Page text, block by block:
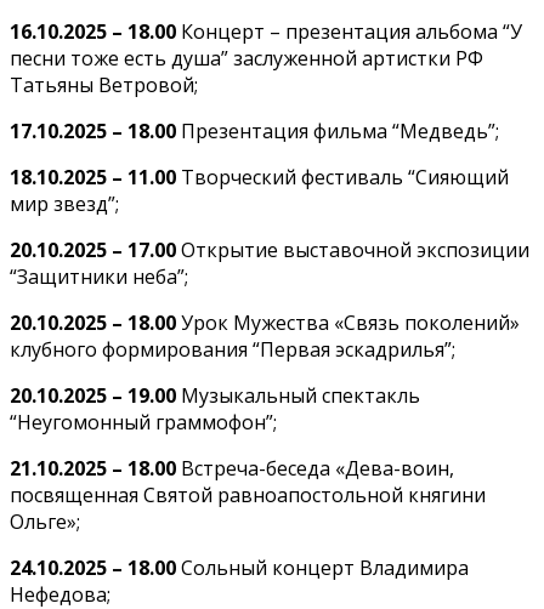
16.10.2025 – 18.00 Концерт – презентация альбома “У
песни тоже есть душа” заслуженной артистки РФ
Татьяны Ветровой;
17.10.2025 – 18.00 Презентация фильма “Медведь”;
18.10.2025 – 11.00 Творческий фестиваль “Сияющий
мир звезд”;
20.10.2025 – 17.00Открытие выставочной экспозиции
“Защитники неба”;
20.10.2025 – 18.00Урок Мужества «Связь поколений»
клубного формирования “Первая эскадрилья”;
20.10.2025 – 19.00 Музыкальный спектакль
“Неугомонный граммофон”;
21.10.2025 – 18.00 Встреча-беседа «Дева-воин,
посвященная Святой равноапостольной княгини
Ольге»;
24.10.2025 – 18.00Сольный концерт Владимира
Нефедова;